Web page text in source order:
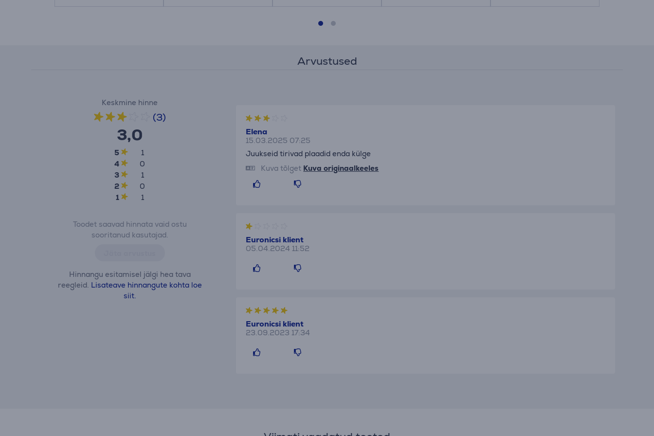
Arvustused
Keskmine hinne
(3)
3,0
5
1
4
0
3
1
2
0
1
1
Toodet saavad hinnata vaid ostu
sooritanud kasutajad.
Hinnangu esitamisel jälgi hea tava
reegleid. Lisateave hinnangute kohta loe
siit.
Elena
15.03.2025 07:25
Juukseid tirivad plaadid enda külge
Kuva tõlget Kuva originaalkeeles
Euronicsi klient
05.04.2024 11:52
Euronicsi klient
23.09.2023 17:34